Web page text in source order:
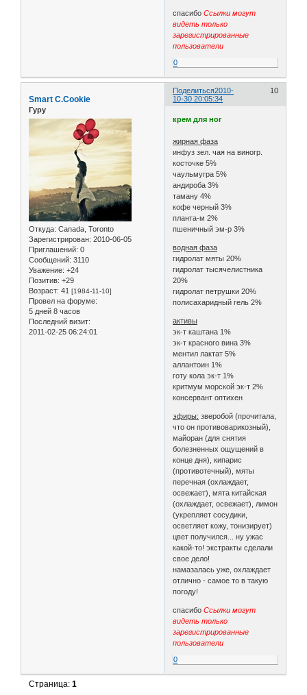
спасибоСсылки могут
видеть только
зарегистрированные
пользователи
0
Поделиться 10
2010-
10-30 20:05:34
Smart C.Cookie
Гуру
Откуда: Canada, Toronto
Зарегистрирован: 2010-06-05
Приглашений: 0
Сообщений: 3110
Уважение: +24
Позитив: +29
Возраст: 41 [1984-11-10]
Провел на форуме:
5 дней 8 часов
Последний визит:
2011-02-25 06:24:01
крем для ног
жирная фаза
инфуз зел. чая на виногр.
косточке 5%
чаульмугра 5%
андироба 3%
таману 4%
кофе черный 3%
планта-м 2%
пшеничный эм-р 3%
водная фаза
гидролат мяты 20%
гидролат тысячелистника
20%
гидролат петрушки 20%
полисахаридный гель 2%
активы
эк-т каштана 1%
эк-т красного вина 3%
ментил лактат 5%
аллантоин 1%
готу кола эк-т 1%
критмум морской эк-т 2%
консервант оптихен
эфиры: зверобой (прочитала,
что он противоварикозный),
майоран (для снятия
болезненных ощущений в
конце дня), кипарис
(противотечный), мяты
перечная (охлаждает,
освежает), мята китайская
(охлаждает, освежает), лимон
(укрепляет сосудики,
осветляет кожу, тонизирует)
цвет получился... ну ужас
какой-то! экстракты сделали
свое дело!
намазалась уже, охлаждает
отлично - самое то в такую
погоду!
спасибоСсылки могут
видеть только
зарегистрированные
пользователи
0
Страница:1